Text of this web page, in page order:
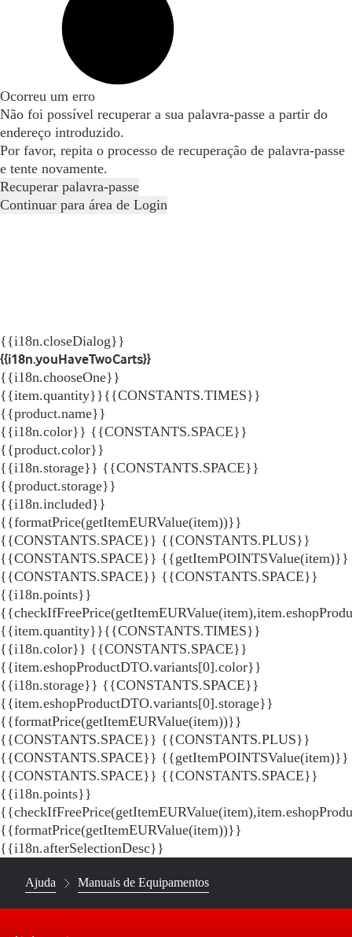
Ocorreu um erro
Não foi possível recuperar a sua palavra-passe a partir do
endereço introduzido.
Por favor, repita o processo de recuperação de palavra-passe
e tente novamente.
Recuperar palavra-passe
Continuar para área de Login
{{i18n.closeDialog}}
{{i18n.youHaveTwoCarts}}
{{i18n.chooseOne}}
{{item.quantity}}{{CONSTANTS.TIMES}}
{{product.name}}
{{i18n.color}} {{CONSTANTS.SPACE}}
{{product.color}}
{{i18n.storage}} {{CONSTANTS.SPACE}}
{{product.storage}}
{{i18n.included}}
{{formatPrice(getItemEURValue(item))}}
{{CONSTANTS.SPACE}} {{CONSTANTS.PLUS}}
{{CONSTANTS.SPACE}} {{getItemPOINTSValue(item)}}
{{CONSTANTS.SPACE}} {{CONSTANTS.SPACE}}
{{i18n.points}}
{{item.quantity}}{{CONSTANTS.TIMES}}
{{i18n.color}} {{CONSTANTS.SPACE}}
{{item.eshopProductDTO.variants[0].color}}
{{i18n.storage}} {{CONSTANTS.SPACE}}
{{item.eshopProductDTO.variants[0].storage}}
{{formatPrice(getItemEURValue(item))}}
{{CONSTANTS.SPACE}} {{CONSTANTS.PLUS}}
{{CONSTANTS.SPACE}} {{getItemPOINTSValue(item)}}
{{CONSTANTS.SPACE}} {{CONSTANTS.SPACE}}
{{i18n.points}}
{{formatPrice(getItemEURValue(item))}}
{{i18n.afterSelectionDesc}}
Ajuda Manuais de Equipamentos